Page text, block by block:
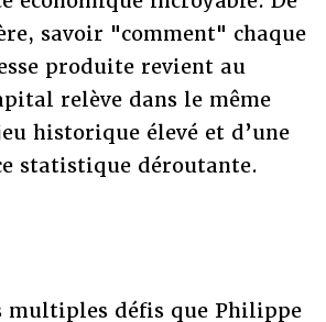
savoir "comment" chaque
produite revient au
relève dans le même
historique élevé et d’une
statistique déroutante.
multiples défis que Philippe